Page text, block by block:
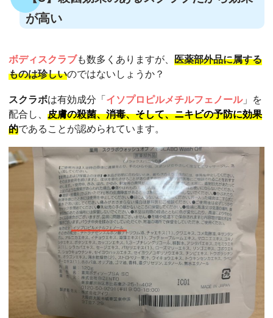
が高い
ボディスクラブも数多くありますが、 医薬部外品に属する
ものは珍しいのではないしょうか？
スクラボは有効成分「イソプロピルメチルフェノール」を
配合し、 皮膚の殺菌、消毒、そして、ニキビの予防に効果
的であることが認められています。